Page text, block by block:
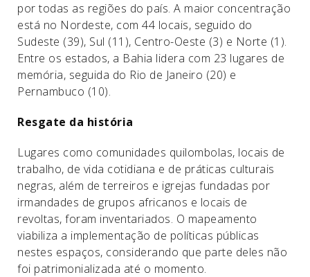
por todas as regiões do país. A maior concentração
está no Nordeste, com 44 locais, seguido do
Sudeste (39), Sul (11), Centro-Oeste (3) e Norte (1).
Entre os estados, a Bahia lidera com 23 lugares de
memória, seguida do Rio de Janeiro (20) e
Pernambuco (10).
Resgate da história
Lugares como comunidades quilombolas, locais de
trabalho, de vida cotidiana e de práticas culturais
negras, além de terreiros e igrejas fundadas por
irmandades de grupos africanos e locais de
revoltas, foram inventariados. O mapeamento
viabiliza a implementação de políticas públicas
nestes espaços, considerando que parte deles não
foi patrimonializada até o momento.